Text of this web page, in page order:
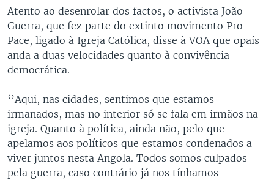
Atento ao desenrolar dos factos, o activista João
Guerra, que fez parte do extinto movimento Pro
Pace, ligado à Igreja Católica, disse à VOA que opaís
anda a duas velocidades quanto à convivência
democrática.
‘’Aqui, nas cidades, sentimos que estamos
irmanados, mas no interior só se fala em irmãos na
igreja. Quanto à política, ainda não, pelo que
apelamos aos políticos que estamos condenados a
viver juntos nesta Angola. Todos somos culpados
pela guerra, caso contrário já nos tínhamos